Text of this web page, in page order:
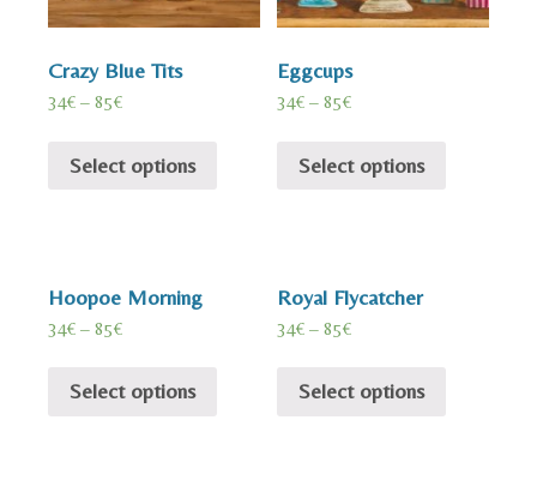
Crazy Blue Tits
34€ – 85€
Select options
Eggcups
34€ –85€
Select options
Hoopoe Morning
34€ – 85€
Select options
Royal Flycatcher
34€ –85€
Select options